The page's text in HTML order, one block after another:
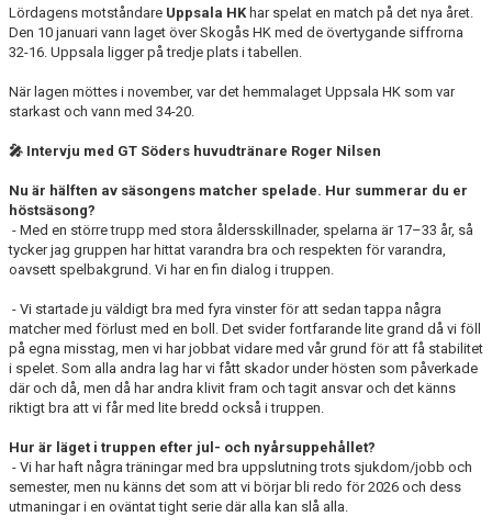
Lördagens motståndare Uppsala HK har spelat en match på det nya året.
Den 10 januari vann laget över Skogås HK med de övertygande siffrorna
32-16. Uppsala ligger på tredje plats i tabellen.
När lagen möttes i november, var det hemmalaget Uppsala HK som var
starkast och vann med 34-20.
🎤 Intervju med GT Söders huvudtränare Roger Nilsen
Nu är hälften av säsongens matcher spelade. Hur summerar du er
höstsäsong?
- Med en större trupp med stora åldersskillnader, spelarna är 17–33 år, så
tycker jag gruppen har hittat varandra bra och respekten för varandra,
oavsett spelbakgrund. Vi har en fin dialog i truppen.
- Vi startade ju väldigt bra med fyra vinster för att sedan tappa några
matcher med förlust med en boll. Det svider fortfarande lite grand då vi föll
på egna misstag, men vi har jobbat vidare med vår grund för att få stabilitet
i spelet. Som alla andra lag har vi fått skador under hösten som påverkade
där och då, men då har andra klivit fram och tagit ansvar och det känns
riktigt bra att vi får med lite bredd också i truppen.
Hur är läget i truppen efter jul- och nyårsuppehållet?
- Vi har haft några träningar med bra uppslutning trots sjukdom/jobb och
semester, men nu känns det som att vi börjar bli redo för 2026 och dess
utmaningar i en oväntat tight serie där alla kan slå alla.